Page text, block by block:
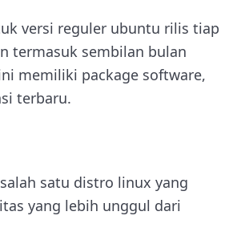
versi reguler ubuntu rilis tiap
termasuk sembilan bulan
memiliki package software,
terbaru.
satu distro linux yang
yang lebih unggul dari